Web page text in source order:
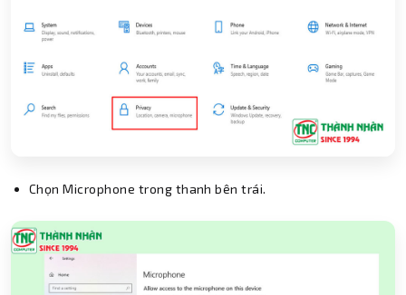
Chọn Microphone trong thanh bên trái.